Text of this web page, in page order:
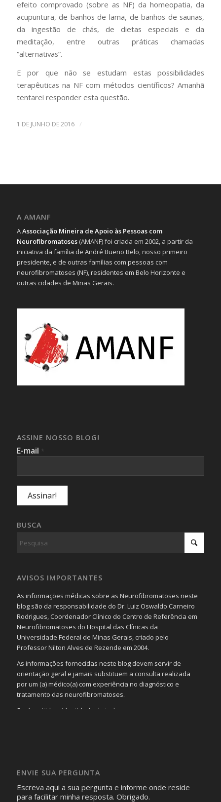
efeito comprovado (sobre as NF) da homeopatia, da
acupuntura, de banhos de lama, de banhos de saunas,
da ingestão de chás, de dietas especiais e da
meditação, entre outras práticas chamadas
“alternativas”.
E por que não se estudam estas possibilidades
terapêuticas na NF com métodos científicos? Amanhã
tentarei responder esta questão.
1 DE JUNHO DE 2016 /
A AMANF
AAssociação Mineira de Apoio às Pessoas com
Neurofibromatoses(AMANF) foi criada em 2002, a partir da
iniciativa da família de André Bueno Belo, nosso primeiro
presidente, e de outras famílias com pessoas com
neurofibromatoses (NF), residentes em Belo Horizonte e
outras cidades de Minas Gerais.
ASSINE NOSSO BLOG!
E-mail *
BUSCA
AVISOS IMPORTANTES
As informações médicas sobre as Neurofibromatoses neste
blog são da responsabilidade do Dr. Luiz Oswaldo Carneiro
Rodrigues, Coordenador Clínico do Centro de Referência em
Neurofibromatoses do Hospital das Clínicas da
Universidade Federal de Minas Gerais, criado pelo
Professor Nilton Alves de Rezende em 2004.
As informações fornecidas neste blog devem servir de
orientação geral e jamais substituem a consulta realizada
por um (a) médico(a) com experiência no diagnóstico e
tratamento das neurofibromatoses.
Será omitida a identidade de todas as pessoas que
identificação da pessoa fotografada.
ENVIE SUA PERGUNTA
Escreva aqui a sua pergunta e informe onde reside
para facilitar minha resposta. Obrigado.